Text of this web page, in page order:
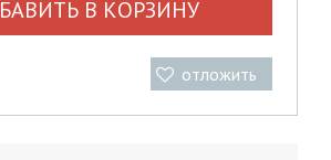
В КОРЗИНУ
отложить